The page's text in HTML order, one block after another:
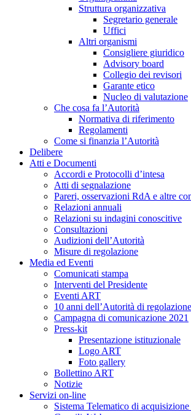
Struttura organizzativa
Segretario generale
Uffici
Altri organismi
Consigliere giuridico
Advisory board
Collegio dei revisori
Garante etico
Nucleo di valutazione
Che cosa fa l’Autorità
Normativa di riferimento
Regolamenti
Come si finanzia l’Autorità
Delibere
Atti e Documenti
Accordi e Protocolli d’intesa
Atti di segnalazione
Pareri, osservazioni RdA e altre
Relazioni annuali
Relazioni su indagini conoscitive
Consultazioni
Audizioni dell’Autorità
Misure di regolazione
Media ed Eventi
Comunicati stampa
Interventi del Presidente
Eventi ART
10 anni dell’Autorità di
Campagna di comunicazione 2021
Press-kit
Presentazione istituzionale
Logo ART
Foto gallery
Bollettino ART
Notizie
Servizi on-line
Sistema Telematico di